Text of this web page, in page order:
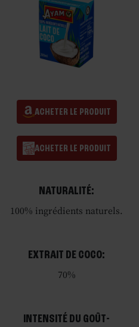
ACHETER LE PRODUIT
ACHETER LE PRODUIT
NATURALITÉ:
100% ingrédients naturels.
EXTRAIT DE COCO:
70%
INTENSITÉ DU GOÛT-